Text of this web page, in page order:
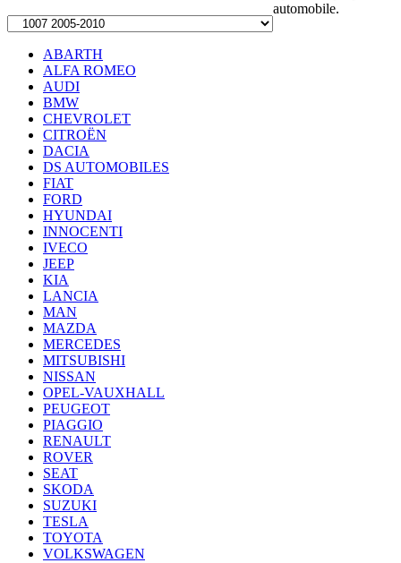
ABARTH
ALFA ROMEO
AUDI
BMW
CHEVROLET
CITROËN
DACIA
DS AUTOMOBILES
FIAT
FORD
HYUNDAI
INNOCENTI
IVECO
JEEP
KIA
LANCIA
MAN
MAZDA
MERCEDES
MITSUBISHI
NISSAN
OPEL-VAUXHALL
PEUGEOT
PIAGGIO
RENAULT
ROVER
SEAT
SKODA
SUZUKI
TESLA
TOYOTA
VOLKSWAGEN
automobile.